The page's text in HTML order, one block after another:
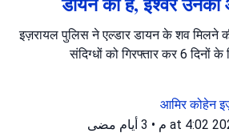
इज़रायल पुलिस ने एल्डार डायन के शव मिलने
संदिग्धों को गिरफ्तार कर 6 दिनों के
आमिर कोहेन
• 3 أيام مضى